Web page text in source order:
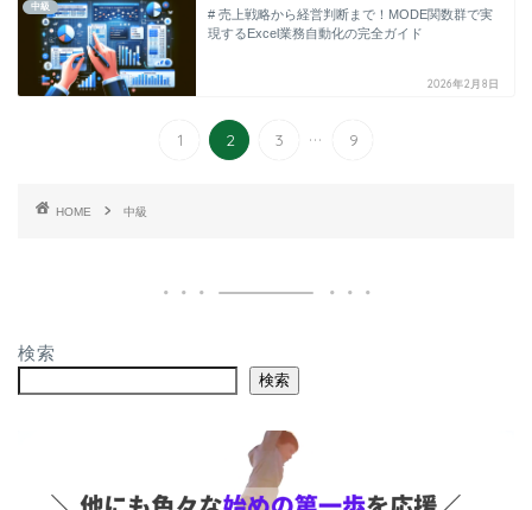
中級
# 売上戦略から経営判断まで！MODE関数群で実
現するExcel業務自動化の完全ガイド
2026年2月8日
1 2 3 ... 9
HOME 中級
検索
検索